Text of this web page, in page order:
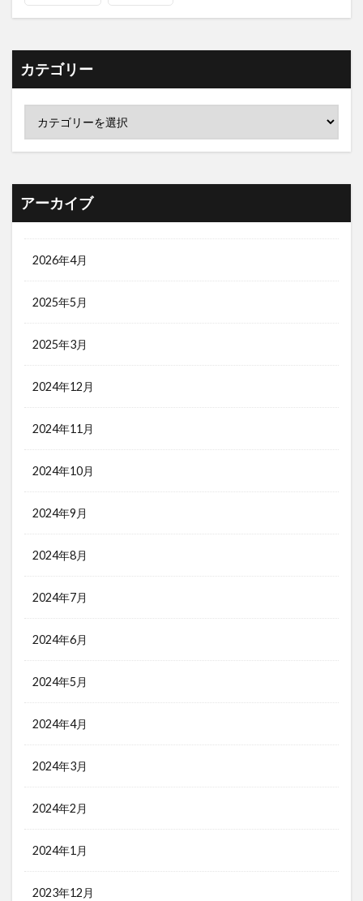
カテゴリー
アーカイブ
2026年4月
2025年5月
2025年3月
2024年12月
2024年11月
2024年10月
2024年9月
2024年8月
2024年7月
2024年6月
2024年5月
2024年4月
2024年3月
2024年2月
2024年1月
2023年12月